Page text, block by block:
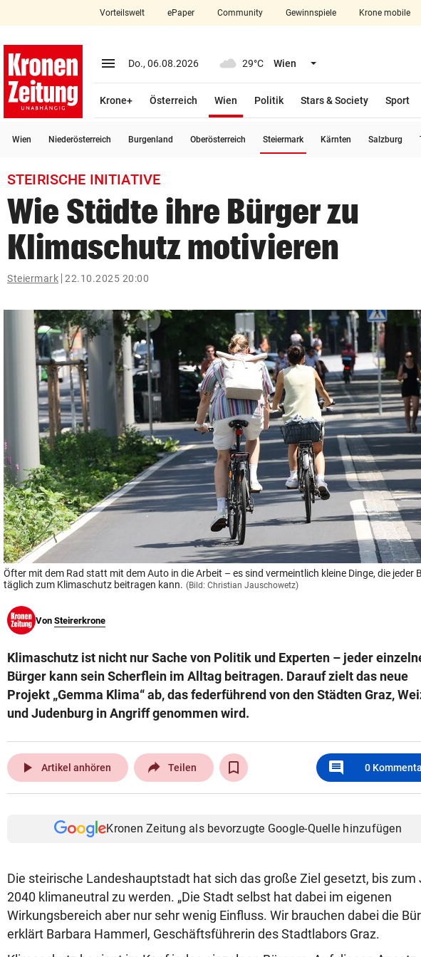
closeSchließen
account_circle Anmelden
arrow_right
Bundesland auswählen
bookmark
Suchbegriff
eingeben
© Krone Multimedia GmbH & Co KG 2026
Muthgasse 2, 1190 Wien
Vorteilswelt ePaper Community Gewinnspiele Krone mobile
menu Menü aufklappen
Do., 06.08.2026 29°C Wien Menü aufklappen
Krone+ Österreich Wien
Politik
Stars & Society Sport
Wien Niederösterreich Burgenland Oberösterreich Steiermark Kärnten Salzburg
STEIRISCHE INITIATIVE
Wie Städte ihre Bürger zu
Klimaschutz motivieren
Steiermark 22.10.2025 20:00
Öfter mit dem Rad statt mit dem Auto in die Arbeit – es sind vermeintlich kleine Dinge, die jeder
täglich zum Klimaschutz beitragen kann. (Bild: Christian Jauschowetz)
Von Steirerkrone
Klimaschutz ist nicht nur Sache von Politik und Experten – jeder
Bürger kann sein Scherflein im Alltag beitragen. Darauf zielt das neue
Projekt „Gemma Klima“ ab, das federführend von den Städten Graz,
und Judenburg in Angriff genommen wird.
play_arrow Artikel anhören Teilen comment 0
Kronen Zeitung als bevorzugte Google-Quelle hinzufügen
Die steirische Landeshauptstadt hat sich das große Ziel gesetzt, bis zum
2040 klimaneutral zu werden. „Die Stadt selbst hat dabei im eigenen
Wirkungsbereich aber nur sehr wenig Einfluss. Wir brauchen dabei die
erklärt Barbara Hammerl, Geschäftsführerin des Stadtlabors Graz.